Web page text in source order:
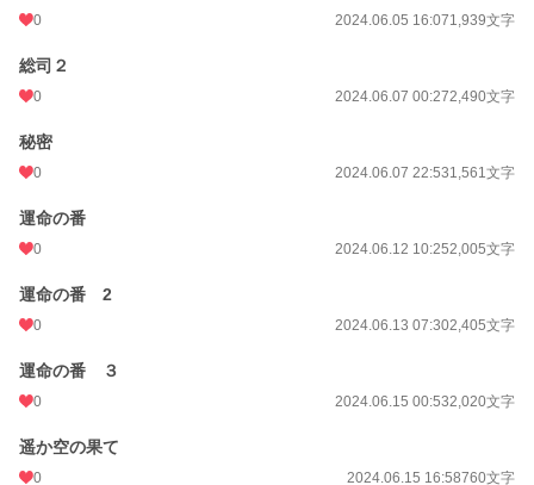
0 2024.06.05 16:071,939文字
総司２
0 2024.06.07 00:272,490文字
秘密
0 2024.06.07 22:531,561文字
運命の番
0 2024.06.12 10:252,005文字
運命の番 2
0 2024.06.13 07:302,405文字
運命の番 ３
0 2024.06.15 00:532,020文字
遥か空の果て
0 2024.06.15 16:58760文字